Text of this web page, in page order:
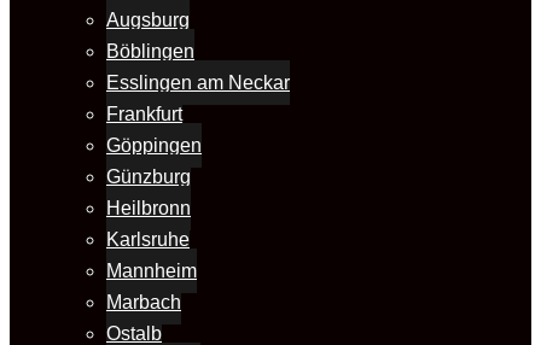
Augsburg
Böblingen
Esslingen am Neckar
Frankfurt
Göppingen
Günzburg
Heilbronn
Karlsruhe
Mannheim
Marbach
Ostalb